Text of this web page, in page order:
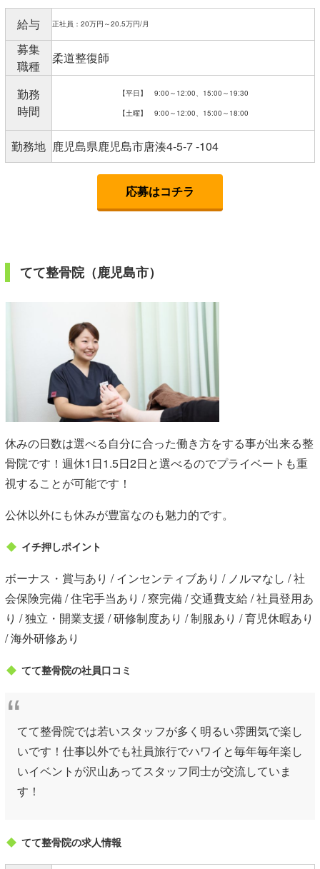
給与 正社員：20万円～20.5万円/月
募集
職種
柔道整復師
勤務
時間
【平日】 9:00～12:00、15:00～19:30
【土曜】 9:00～12:00、15:00～18:00
勤務地 鹿児島県鹿児島市唐湊4-5-7 -104
応募はコチラ
てて整骨院（鹿児島市）
休みの日数は選べる自分に合った働き方をする事が出来る整
骨院です！週休1日1.5日2日と選べるのでプライベートも重
視することが可能です！
公休以外にも休みが豊富なのも魅力的です。
イチ押しポイント
ボーナス・賞与あり / インセンティブあり / ノルマなし / 社
会保険完備 / 住宅手当あり / 寮完備 / 交通費支給 / 社員登用あ
り / 独立・開業支援 / 研修制度あり / 制服あり / 育児休暇あり
/ 海外研修あり
てて整骨院の社員口コミ
てて整骨院では若いスタッフが多く明るい雰囲気で楽し
いです！仕事以外でも社員旅行でハワイと毎年毎年楽し
いイベントが沢山あってスタッフ同士が交流していま
す！
てて整骨院の求人情報